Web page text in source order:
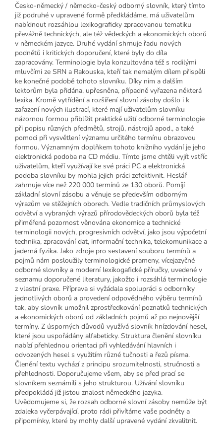
Česko-německý / německo-český odborný slovník, který tímto
již podruhé v upravené formě předkládáme, má uživatelům
nabídnout rozsáhlou lexikograficky zpracovanou tematiku
převážně technických, ale též vědeckých a ekonomických oborů
v německém jazyce. Druhé vydání shrnuje řadu nových
podnětů i kritických doporučení, které byly do díla
zapracovány. Terminologie byla konzultována též s rodilými
mluvčími ze SRN a Rakouska, kteří tak nemalým dílem přispěli
ke konečné podobě tohoto slovníku. Díky nim a dalším
lektorům byla přidána, upřesněna, případně vyřazena některá
lexika. Kromě vytřídění a rozšíření slovní zásoby došlo i k
zařazení nových ilustrací, které mají uživatelům slovníku
názornou formou přiblížit praktické užití odborné terminologie
při popisu různých předmětů, strojů, nástrojů apod., a také
pomoci při vysvětlení významu určitého termínu obrazovou
formou. Významným doplňkem tohoto knižního vydání je jeho
elektronická podoba na CD médiu. Tímto jsme chtěli vyjít vstříc
uživatelům, kteří využívají ke své práci PC a elektronická
podoba slovníku by mohla jejich práci zefektivnit. Heslář
zahrnuje více než 220 000 termínů ze 130 oborů. Pomíjí
základní slovní zásobu a věnuje se především odborným
výrazům ve stěžejních oborech. Vedle tradičních průmyslových
odvětví a vybraných výrazů přírodovědeckých oborů byla též
přiměřená pozornost věnována ekonomice a technické
terminologii nových, progresivních odvětví, jako jsou výpočetní
technika, zpracování dat, informační technika, telekomunikace a
jaderná fyzika. Jako zdroje pro sestavení souboru termínů a
pojmů nám posloužily terminologické prameny, vícejazyčné
odborné slovníky a moderní lexikogafické příručky, uvedené v
seznamu doporučené literatury, jakožto i rozsáhlá terminologie
z vlastní praxe. Příprava si vyžádala spolupráci s odborníky
jednotlivých oborů a provedení odpovědného výběru termínů
tak, aby slovník umožnil zprostředkování poznatků technických
a ekonomických oborů od základních pojmů až po nejnovější
termíny. Z úsporných důvodů využívá slovník hnízdování hesel,
které jsou uspořádány alfabeticky. Struktura členění slovníku
nabízí přehlednou orientaci při vyhledávání hlavních i
odvozených hesel s využitím různé tučnosti a řezů písma.
Členění textu vychází z principu srozumitelnosti, stručnosti a
přehlednosti. Doporučujeme všem, aby se před prací se
slovníkem seznámili s jeho strukturou. Užívání slovníku
předpokládá již jistou znalost německého jazyka.
Uvědomujeme si, že rozsah odborné slovní zásoby nemůže být
zdaleka vyčerpávající, proto rádi přivítáme vaše podněty a
připomínky, které by mohly další upravené vydání zkvalitnit.